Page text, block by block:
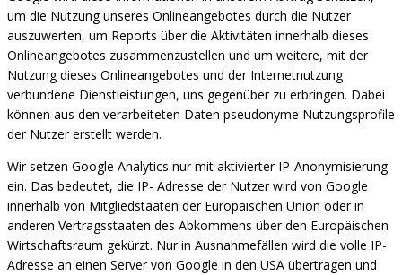
um die Nutzung unseres Onlineangebotes durch die Nutzer
auszuwerten, um Reports über die Aktivitäten innerhalb dieses
Onlineangebotes zusammenzustellen und um weitere, mit der
Nutzung dieses Onlineangebotes und der Internetnutzung
verbundene Dienstleistungen, uns gegenüber zu erbringen. Dabei
können aus den verarbeiteten Daten pseudonyme Nutzungsprofile
der Nutzer erstellt werden.
Wir setzen Google Analytics nur mit aktivierter IP-Anonymisierung
ein. Das bedeutet, die IP- Adresse der Nutzer wird von Google
innerhalb von Mitgliedstaaten der Europäischen Union oder in
anderen Vertragsstaaten des Abkommens über den Europäischen
Wirtschaftsraum gekürzt. Nur in Ausnahmefällen wird die volle IP-
Adresse an einen Server von Google in den USA übertragen und